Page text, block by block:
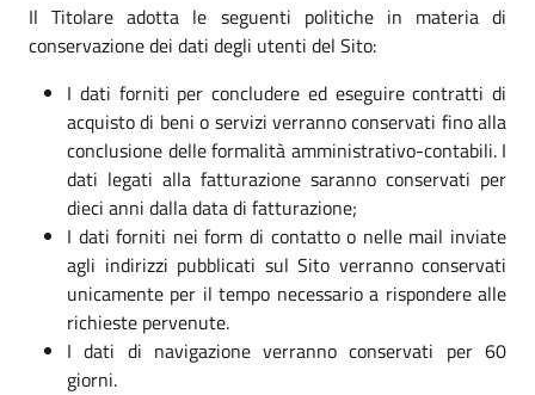
Il Titolare adotta le seguenti politiche in materia di
conservazione dei dati degli utenti del Sito:
I dati forniti per concludere ed eseguire contratti di
acquisto di beni o servizi verranno conservati fino alla
conclusione delle formalità amministrativo-contabili. I
dati legati alla fatturazione saranno conservati per
dieci anni dalla data di fatturazione;
I dati forniti nei form di contatto o nelle mail inviate
agli indirizzi pubblicati sul Sito verranno conservati
unicamente per il tempo necessario a rispondere alle
richieste pervenute.
I dati di navigazione verranno conservati per 60
giorni.